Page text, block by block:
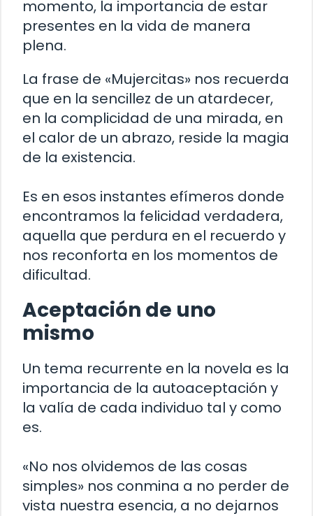
momento, la importancia de estar
presentes en la vida de manera
plena.
La frase de «Mujercitas» nos recuerda
que en la sencillez de un atardecer,
en la complicidad de una mirada, en
el calor de un abrazo, reside la magia
de la existencia.
Es en esos instantes efímeros donde
encontramos la felicidad verdadera,
aquella que perdura en el recuerdo y
nos reconforta en los momentos de
dificultad.
Aceptación de uno
mismo
Un tema recurrente en la novela es la
importancia de la autoaceptación y
la valía de cada individuo tal y como
es.
«No nos olvidemos de las cosas
simples» nos conmina a no perder de
vista nuestra esencia, a no dejarnos